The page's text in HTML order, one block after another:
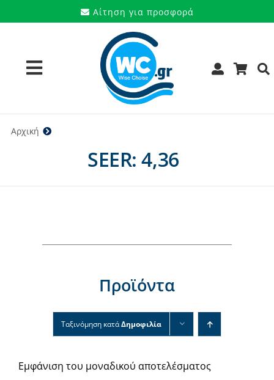
στο
Αίτηση για προσφορά
Toggle
Navigation
Προϊόντα
Επικοινωνία
Αρχική
SEER: 4,36
Προϊόντα
Ταξινόμηση κατάΔημοφιλία
Εμφάνιση του μοναδικού αποτελέσματος